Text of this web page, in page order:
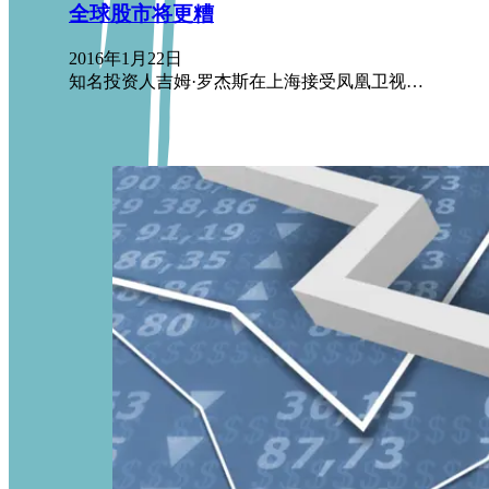
全球股市将更糟
2016年1月22日
知名投资人吉姆·罗杰斯在上海接受凤凰卫视…